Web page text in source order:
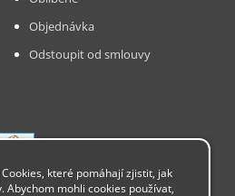
Objednávka
Odstoupit od smlouvy
které pomáhají zjistit, jak
Abychom mohli cookies používat,